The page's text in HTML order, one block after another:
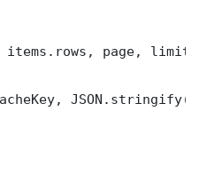
page,